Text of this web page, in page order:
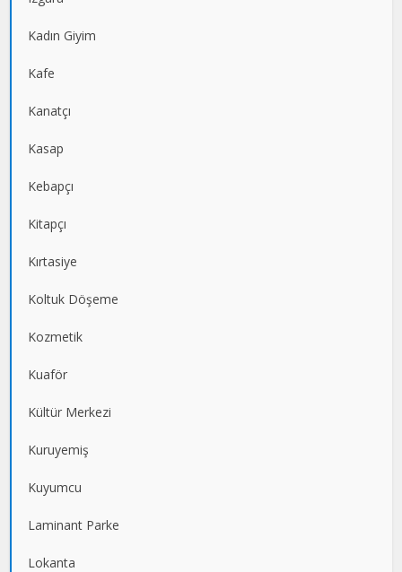
Kadın Giyim
Kafe
Kanatçı
Kasap
Kebapçı
Kitapçı
Kırtasiye
Koltuk Döşeme
Kozmetik
Kuaför
Kültür Merkezi
Kuruyemiş
Kuyumcu
Laminant Parke
Lokanta